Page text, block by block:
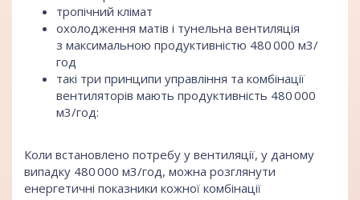
тропічний клімат
охолодження матів і тунельна вентиляція
з максимальною продуктивністю 480 000 м3/
год
такі три принципи управління та комбінації
вентиляторів мають продуктивність 480 000
м3/год:
Коли встановлено потребу у вентиляції, у даному
випадку 480 000 м3/год, можна розглянути
енергетичні показники кожної комбінації